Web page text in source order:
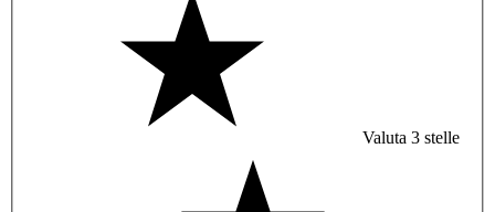
Valuta 3 stelle